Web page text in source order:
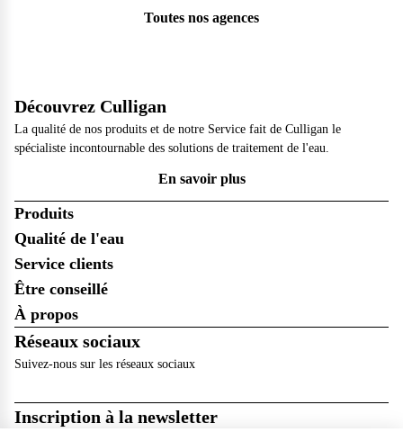
Toutes nos agences
Découvrez Culligan
La qualité de nos produits et de notre Service fait de Culligan le
spécialiste incontournable des solutions de traitement de l'eau.
En savoir plus
Produits
Qualité de l'eau
Service clients
Être conseillé
À propos
Réseaux sociaux
Suivez-nous sur les réseaux sociaux
Inscription à la newsletter